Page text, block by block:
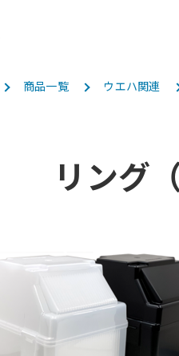
ア
容器・包装事業 ア
海外事業
電
商品一覧 ウエハ関連
リング